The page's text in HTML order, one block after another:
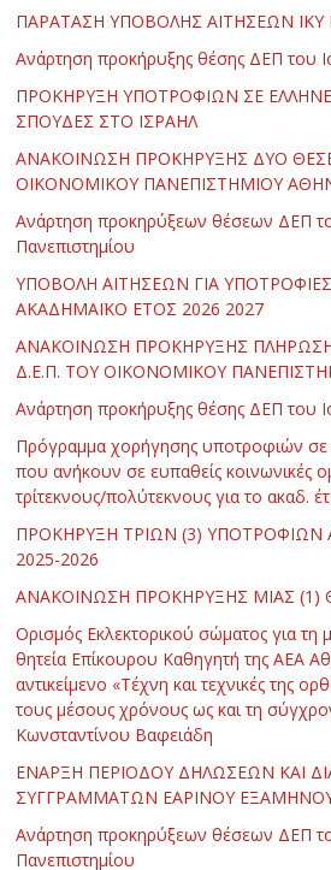
ΠΑΡΑΤΑΣΗ ΥΠΟΒΟΛΗΣ ΑΙΤΗΣΕΩΝ ΙΚΥ
Ανάρτηση προκήρυξης θέσης ΔΕΠ του
ΠΡΟΚΗΡΥΞΗ ΥΠΟΤΡΟΦΙΩΝ ΣΕ
ΣΠΟΥΔΕΣ ΣΤΟ ΙΣΡΑΗΛ
ΑΝΑΚΟΙΝΩΣΗ ΠΡΟΚΗΡΥΞΗΣ ΔΥΟ
ΟΙΚΟΝΟΜΙΚΟΥ ΠΑΝΕΠΙΣΤΗΜΙΟΥ
Ανάρτηση προκηρύξεων θέσεων ΔΕΠ
Πανεπιστημίου
ΥΠΟΒΟΛΗ ΑΙΤΗΣΕΩΝ ΓΙΑ
ΑΚΑΔΗΜΑΪΚΟ ΕΤΟΣ 2026 2027
ΑΝΑΚΟΙΝΩΣΗ ΠΡΟΚΗΡΥΞΗΣ
Δ.Ε.Π. ΤΟΥ ΟΙΚΟΝΟΜΙΚΟΥ
Ανάρτηση προκήρυξης θέσης ΔΕΠ του
Πρόγραμμα χορήγησης υποτροφιών σε
που ανήκουν σε ευπαθείς κοινωνικές
τρίτεκνους/πολύτεκνους για το ακαδ.
ΠΡΟΚΗΡΥΞΗ ΤΡΙΩΝ (3) ΥΠΟΤΡΟΦΙΩΝ
2025-2026
ΑΝΑΚΟΙΝΩΣΗ ΠΡΟΚΗΡΥΞΗΣ ΜΙΑΣ (1)
Ορισμός Εκλεκτορικού σώματος για τη
θητεία Επίκουρου Καθηγητή της ΑΕΑ
αντικείμενο «Τέχνη και τεχνικές της
τους μέσους χρόνους ως και τη
Κωνσταντίνου Βαφειάδη
ΕΝΑΡΞΗ ΠΕΡΙΟΔΟΥ ΔΗΛΩΣΕΩΝ ΚΑΙ
ΣΥΓΓΡΑΜΜΑΤΩΝ ΕΑΡΙΝΟΥ ΕΞΑΜΗΝΟΥ
Ανάρτηση προκηρύξεων θέσεων ΔΕΠ
Πανεπιστημίου